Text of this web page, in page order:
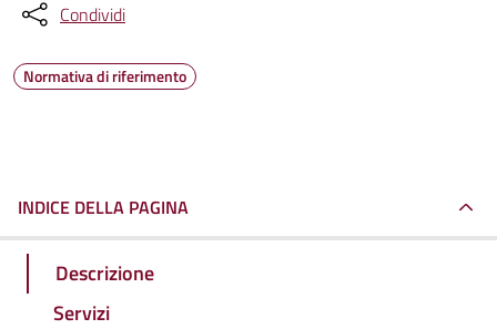
Condividi
Normativa di riferimento
INDICE DELLA PAGINA
Descrizione
Servizi